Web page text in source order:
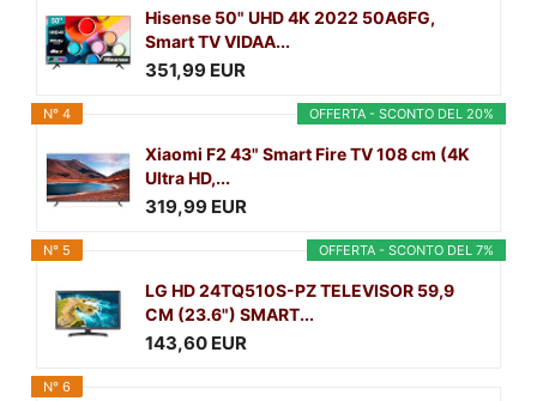
Hisense 50" UHD 4K 2022 50A6FG,
Smart TV VIDAA...
351,99 EUR
OFFERTA - SCONTO DEL 20%
N° 4
Xiaomi F2 43" Smart Fire TV 108 cm (4K
Ultra HD,...
319,99 EUR
OFFERTA - SCONTO DEL 7%
N° 5
LG HD 24TQ510S-PZ TELEVISOR 59,9
CM (23.6") SMART...
143,60 EUR
N° 6